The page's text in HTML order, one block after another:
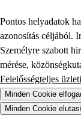
Pontos helyadatok
azonosítás céljából.
Személyre szabott
mérése,
Felelősségteljes
Minden Cookie
Minden Cookie